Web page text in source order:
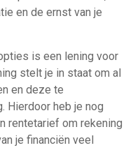
en de ernst van je
is een lening voor
stelt je in staat om al
en deze te
Hierdoor heb je nog
rentetarief om rekening
je financiën veel